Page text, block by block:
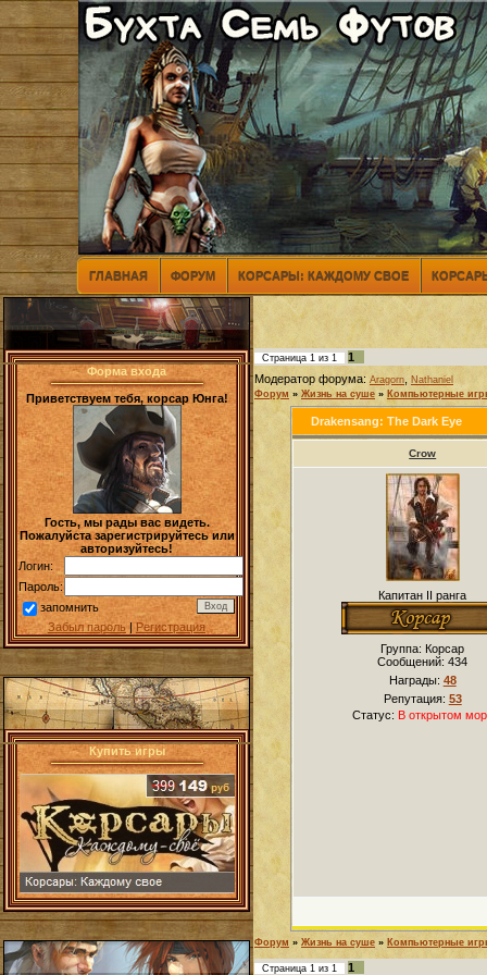
ГЛАВНАЯ ФОРУМ КОРСАРЫ: КАЖДОМУ СВОЕ
Форма входа
Приветствуем тебя, корсар Юнга!
Гость, мы рады вас видеть.
Пожалуйста зарегистрируйтесь или
авторизуйтесь!
Логин:
Пароль:
запомнить
Забыл пароль|Регистрация
Купить игры
Страница 1 из 1
1
Модератор форума: Aragorn
Nathaniel
Форум » Жизнь на суше » Компьютерные
Drakensang: The Dark Eye
Crow
Капитан II ранга
Группа: Корсар
Сообщений:434
Награды: 48
Репутация: 53
Статус: В открытом
Форум » Жизнь на суше » Компьютерные
Страница 1 из 1 1